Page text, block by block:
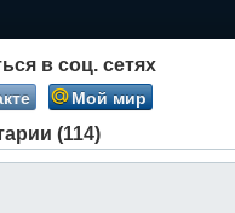
в соц. сетях
Мой мир
(114)